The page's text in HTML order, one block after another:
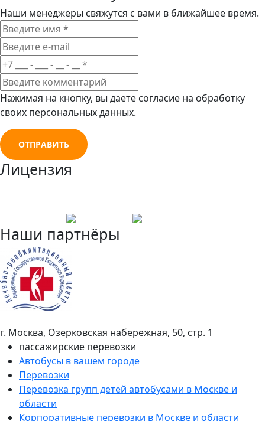
Наши менеджеры свяжутся с вами в ближайшее время.
Нажимая на кнопку, вы даете согласие на обработку
своих персональных данных.
ОТПРАВИТЬ
Лицензия
Наши партнёры
г. Москва, Озерковская набережная, 50, стр. 1
пассажирские перевозки
Автобусы в вашем городе
Перевозки
Перевозка групп детей автобусами в Москве и
области
Корпоративные перевозки в Москве и области